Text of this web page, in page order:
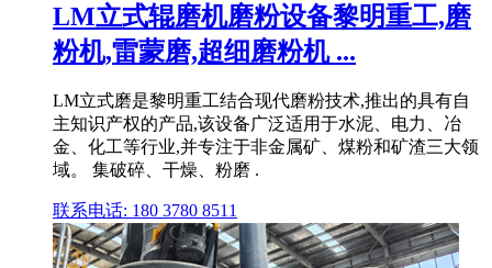
LM立式辊磨机磨粉设备黎明重工,磨
粉机,雷蒙磨,超细磨粉机 ...
LM立式磨是黎明重工结合现代磨粉技术,推出的具有自
主知识产权的产品,该设备广泛适用于水泥、电力、冶
金、化工等行业,并专注于非金属矿、煤粉和矿渣三大领
域。 集破碎、干燥、粉磨 .
联系电话: 180 3780 8511